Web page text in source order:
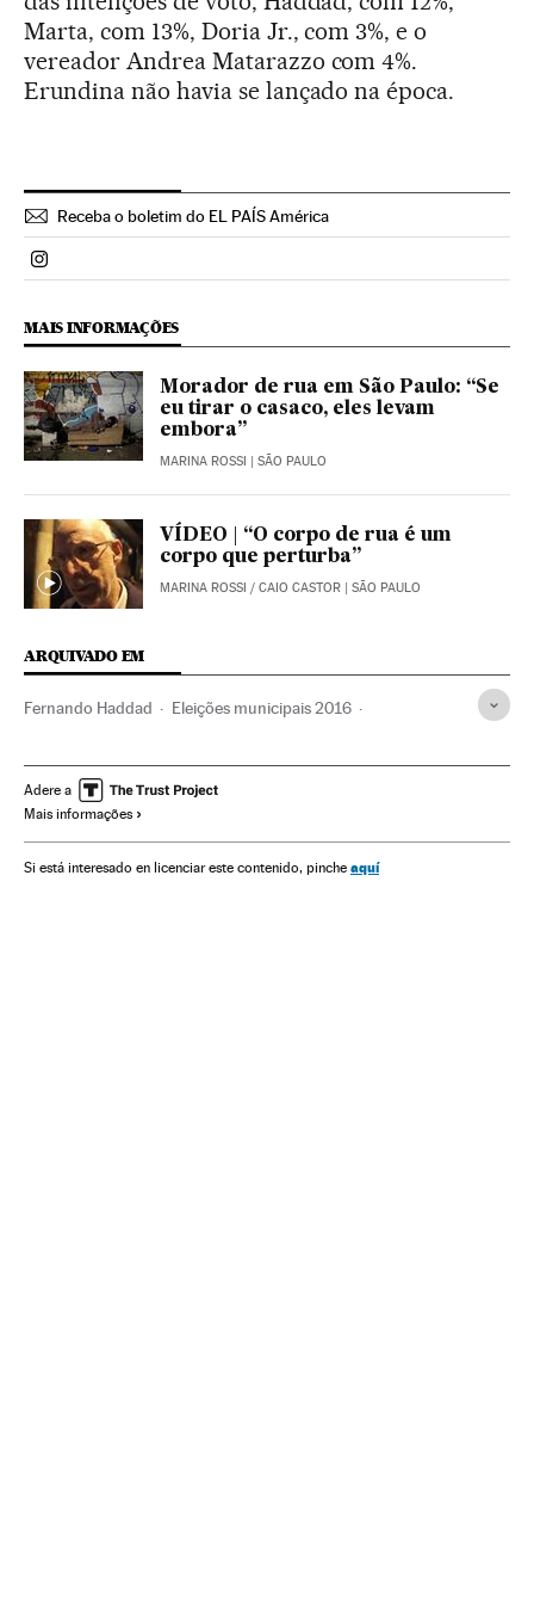
Marta, com 13%, Doria Jr., com 3%, e o
vereador Andrea Matarazzo com 4%.
Erundina não havia se lançado na época.
Receba o boletim do EL PAÍS América
Politica El País Brasil en Instagram
MAIS INFORMAÇÕES
Morador de rua em São Paulo: “Se
eu tirar o casaco, eles levam
embora”
MARINA ROSSI | SÃO PAULO
VÍDEO | “O corpo de rua é um
corpo que perturba”
MARINA ROSSI / CAIO CASTOR | SÃO PAULO
ARQUIVADO EM
Fernando Haddad Eleições municipais 2016
São Paulo Estado São Paulo
Temperaturas
América Latina Meteorologia América Política
Adere a
Mais informações
Si está interesado en licenciar este contenido, pinche aquí